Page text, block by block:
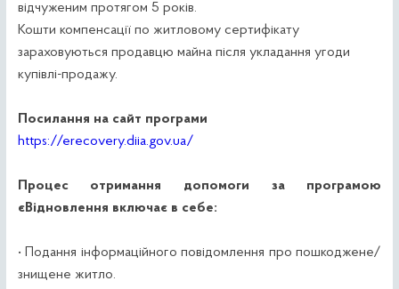
відчуженим протягом 5 років.
Кошти компенсації по житловому сертифікату
зараховуються продавцю майна після укладання угоди
купівлі-продажу.
Посилання на сайт програми
https://erecovery.diia.gov.ua/
Процес отримання допомоги за програмою
єВідновлення включає в себе:
• Подання інформаційного повідомлення про пошкоджене/
знищене житло.